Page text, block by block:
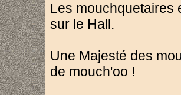
Les mouchquetaires
sur le Hall.
Une Majesté des
de mouch'oo !